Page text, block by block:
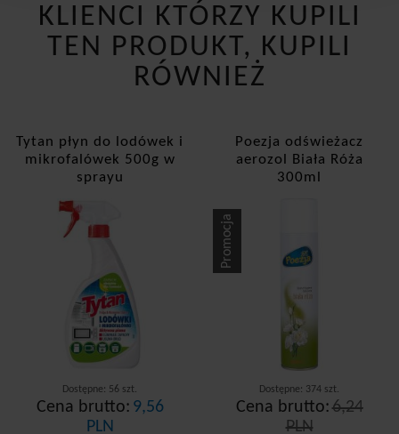
KLIENCI KTÓRZY KUPILI
TEN PRODUKT, KUPILI
RÓWNIEŻ
Tytan płyn do lodówek i
mikrofalówek 500g w
sprayu
Dostępne: 56 szt.
Cena brutto: 9,56
PLN
Poezja odświeżacz
aerozol Biała Róża
300ml
Dostępne: 374 szt.
Cena brutto: 6,24
PLN
Promocja